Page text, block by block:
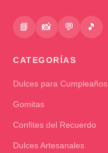
📘 📸 💬 🎵
CATEGORÍAS
Dulces para Cumpleaños
Gomitas
Confites del Recuerdo
Dulces Artesanales